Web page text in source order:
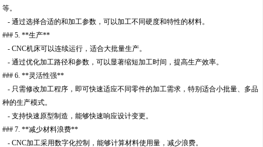
等。
- 通过选择合适的和加工参数，可以加工不同硬度和特性的材料。
### 5. **生产**
- CNC机床可以连续运行，适合大批量生产。
- 通过优化加工路径和参数，可以显著缩短加工时间，提高生产效率。
### 6. **灵活性强**
- 只需修改加工程序，即可快速适应不同零件的加工需求，特别适合小批量、多品
种的生产模式。
- 支持快速原型制造，能够快速响应设计变更。
### 7. **减少材料浪费**
- CNC加工采用数字化控制，能够计算材料使用量，减少浪费。